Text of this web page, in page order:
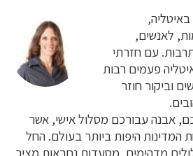
לאנשים,
עם חזרתי
פעמים רבות
וביקור חוזר
אבנה עבורכם מסלול אישי, אשר
היפות ביותר בעולם. החל
מדהימים, מסעדות נחבאות מציר